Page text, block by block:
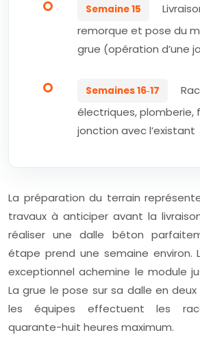
Semaine 15
remorque et pose du
grue (opération d’une
Semaines 16‑17
électriques, plomberie,
jonction avec l’existant
La préparation du terrain
travaux à anticiper avant la
réaliser une dalle béton
étape prend une semaine environ.
exceptionnel achemine le module
La grue le pose sur sa dalle en
les équipes effectuent les
quarante-huit heures maximum.